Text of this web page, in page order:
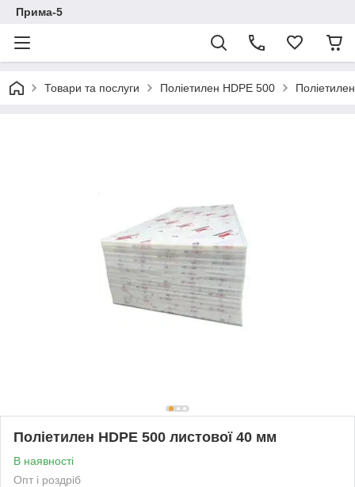
Прима-5
Товари та послуги Поліетилен HDPE 500
Поліетилен HDPE 500 листової 40 мм
В наявності
Опт і роздріб